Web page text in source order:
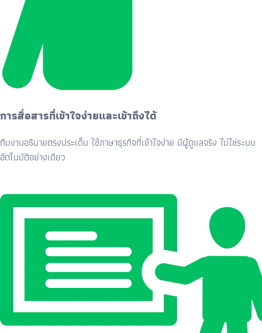
การสื่อสารที่เข้าใจง่ายและเข้าถึงได้
ทีมงานอธิบายตรงประเด็น ใช้ภาษาธุรกิจที่เข้าใจง่าย มีผู้ดูแลจริง ไม่ใช่ระบบ
อัตโนมัติอย่างเดียว